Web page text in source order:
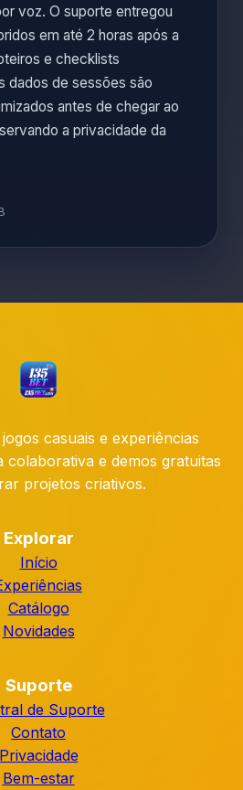
voz. O suporte entregou
em até 2 horas após a
e checklists
dados de sessões são
antes de chegar ao
a privacidade da
casuais e experiências
colaborativa e demos gratuitas
projetos criativos.
Explorar
Início
Catálogo
Novidades
Suporte
de Suporte
Contato
Privacidade
Bem-estar